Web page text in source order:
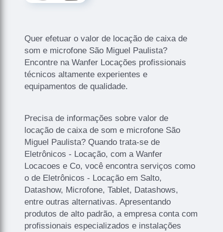
Quer efetuar o valor de locação de caixa de
som e microfone São Miguel Paulista?
Encontre na Wanfer Locações profissionais
técnicos altamente experientes e
equipamentos de qualidade.
Precisa de informações sobre valor de
locação de caixa de som e microfone São
Miguel Paulista? Quando trata-se de
Eletrônicos - Locação, com a Wanfer
Locacoes e Co, você encontra serviços como
o de Eletrônicos - Locação em Salto,
Datashow, Microfone, Tablet, Datashows,
entre outras alternativas. Apresentando
produtos de alto padrão, a empresa conta com
profissionais especializados e instalações